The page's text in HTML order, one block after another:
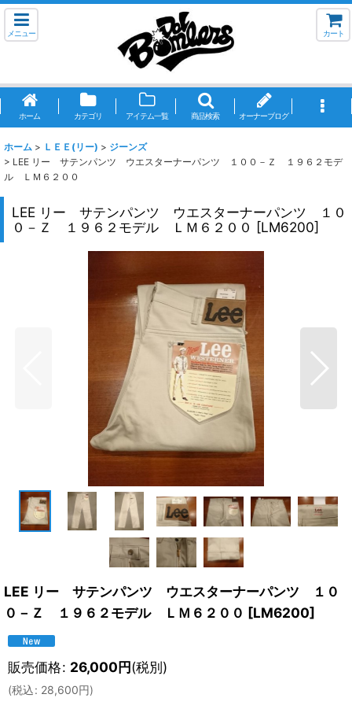
メニュー カート
ホーム カテゴリ アイテム一覧 商品検索 オーナーブログ
ホーム > ＬＥＥ(リー) > ジーンズ
> LEE リー サテンパンツ ウエスターナーパンツ １００－Ｚ １９６２モデ
ル ＬＭ６２００
LEE リー サテンパンツ ウエスターナーパンツ １０
０－Ｚ １９６２モデル ＬＭ６２００ [LM6200]
LEE リー サテンパンツ ウエスターナーパンツ １０
０－Ｚ １９６２モデル ＬＭ６２００ [LM6200]
販売価格: 26,000円(税別)
(税込: 28,600円)